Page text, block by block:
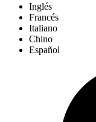
Inglés
Francés
Italiano
Chino
Español